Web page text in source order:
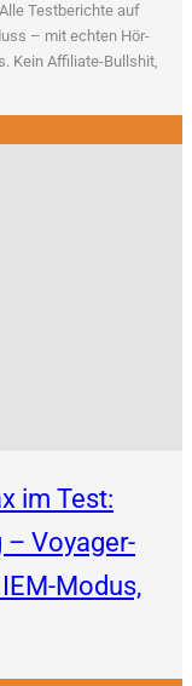
Test­be­rich­te auf
– mit ech­ten Hör­
Kein Affi­lia­te-Bull­shit,
im Test:
Voyager-
Modus,